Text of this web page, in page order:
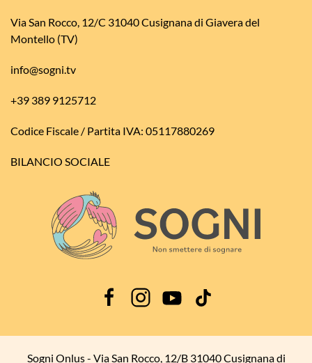
Via San Rocco, 12/C 31040 Cusignana di Giavera del
Montello (TV)
info@sogni.tv
+39 389 9125712
Codice Fiscale / Partita IVA: 05117880269
BILANCIO SOCIALE
Sogni Onlus - Via San Rocco, 12/B 31040 Cusignana di